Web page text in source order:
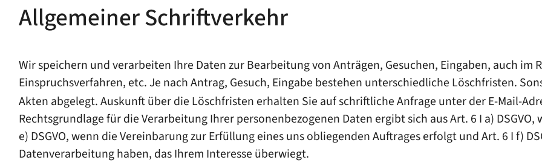
Allgemeiner Schriftverkehr
Wir speichern und verarbeiten Ihre Daten zur Bearbeitung von Anträgen, Gesuchen, Eingaben, auch im
Einspruchsverfahren, etc. Je nach Antrag, Gesuch, Eingabe bestehen unterschiedliche Löschfristen.
Akten abgelegt. Auskunft über die Löschfristen erhalten Sie auf schriftliche Anfrage unter der E-Mail-
Rechtsgrundlage für die Verarbeitung Ihrer personenbezogenen Daten ergibt sich aus Art. 6 I a)
e) DSGVO, wenn die Vereinbarung zur Erfüllung eines uns obliegenden Auftrages erfolgt und Art. 6 I f)
Datenverarbeitung haben, das Ihrem Interesse überwiegt.